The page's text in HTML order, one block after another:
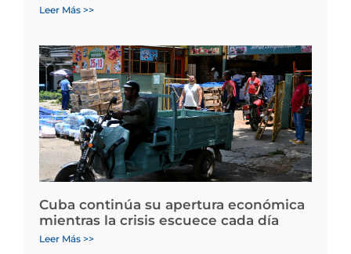
Leer Más >>
Cuba continúa su apertura económica
mientras la crisis escuece cada día
Leer Más >>